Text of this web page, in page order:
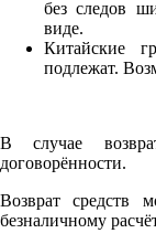
без следов
виде.
Китайские
подлежат.
В случае
договорённости.
Возврат средств
безналичному